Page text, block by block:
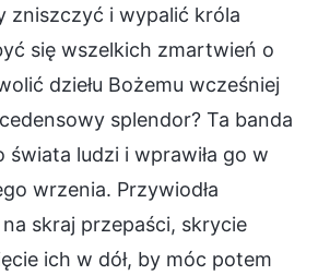
zniszczyć i wypalić króla
się wszelkich zmartwień o
dziełu Bożemu wcześniej
splendor? Ta banda
świata ludzi i wprawiła go w
wrzenia. Przywiodła
skraj przepaści, skrycie
ich w dół, by móc potem